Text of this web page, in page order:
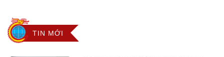
TIN MỚI